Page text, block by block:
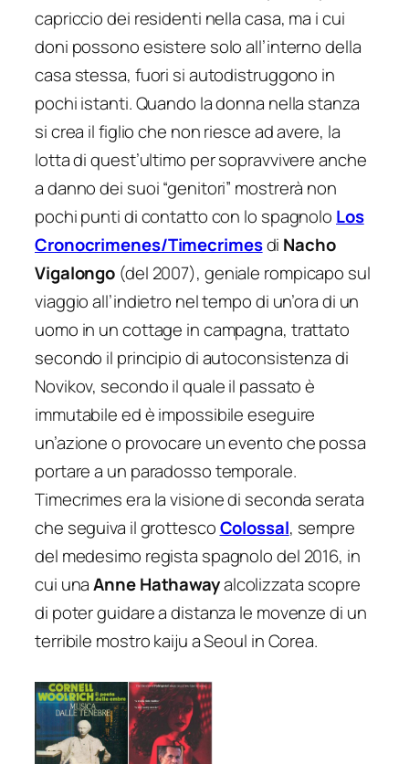
capriccio dei residenti nella casa, ma i cui
doni possono esistere solo all’interno della
casa stessa, fuori si autodistruggono in
pochi istanti. Quando la donna nella stanza
si crea il figlio che non riesce ad avere, la
lotta di quest’ultimo per sopravvivere anche
a danno dei suoi “genitori” mostrerà non
pochi punti di contatto con lo spagnolo Los
Cronocrimenes/Timecrimesdi Nacho
Vigalongo (del 2007), geniale rompicapo sul
viaggio all’indietro nel tempo di un’ora di un
uomo in un cottage in campagna, trattato
secondo il principio di autoconsistenza di
Novikov, secondo il quale il passato è
immutabile ed è impossibile eseguire
un’azione o provocare un evento che possa
portare a un paradosso temporale.
Timecrimesera la visione di seconda serata
che seguiva il grottescoColossal, sempre
del medesimo regista spagnolo del 2016, in
cui unaAnne Hathawayalcolizzata scopre
di poter guidare a distanza le movenze di un
terribile mostro kaiju a Seoul in Corea.